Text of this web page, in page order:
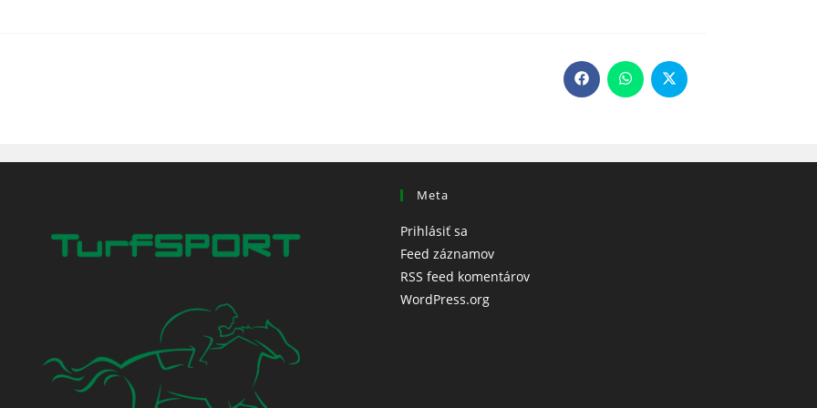
Opens
in
Opens
in
Opens
in
Meta
Prihlásiť sa
Feed záznamov
RSS feed komentárov
WordPress.org